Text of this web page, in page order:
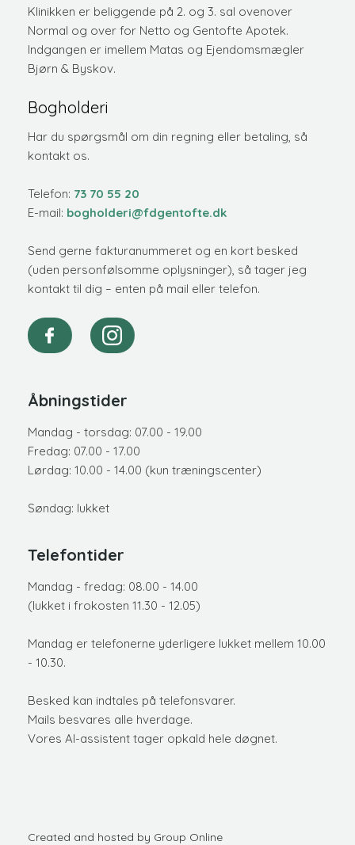
​Klinikken er beliggende på 2. og 3. sal ovenover
Normal og over for Netto og Gentofte Apotek.
Indgangen er imellem Matas og Ejendomsmægler
Bjørn & Byskov.
Bogholderi
Har du spørgsmål om din regning eller betaling, så
kontakt os.
​Telefon: 73 70 55 20
E-mail: bogholderi@fdgentofte.dk
Send gerne fakturanummeret og en kort besked
(uden personfølsomme oplysninger), så tager jeg
kontakt til dig – enten på mail eller telefon.
Åbningstider
Mandag - torsdag: 07.00 - 19.00
Fredag: 07.00 - 17.00
Lørdag: 10.00 - 14.00 (kun træningscenter)
Søndag: lukket
Telefontider
​Mandag - fredag: 08.00 - 14.00
(lukket i frokosten 11.30 - 12.05)
Mandag er telefonerne yderligere lukket mellem 10.00
- 10.30.
​Besked kan indtales på telefonsvarer.
Mails besvares alle hverdage.
Vores AI-assistent tager opkald hele døgnet.
Created and hosted by Group Online